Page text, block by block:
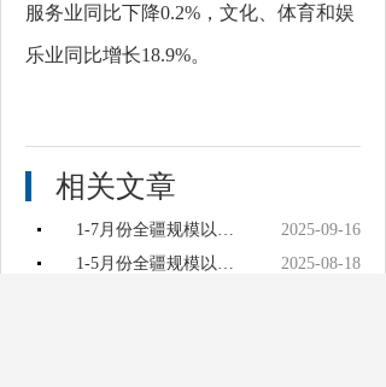
服务业同比下降0.2%，文化、体育和娱
乐业同比增长18.9%。
相关文章
2025-09-16
1-7月份全疆规模以上服务业运行情况
2025-08-18
1-5月份全疆规模以上服务业运行情况